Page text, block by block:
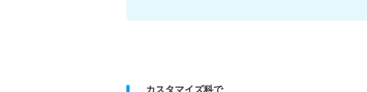
カスタマイズ科で